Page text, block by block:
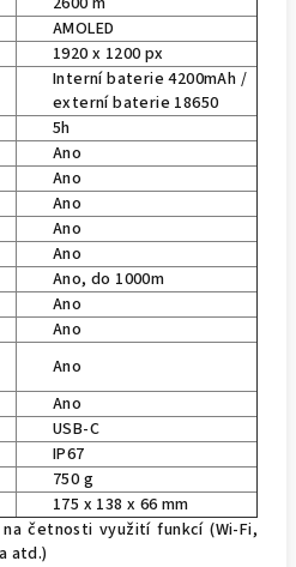
AMOLED
1920 x 1200 px
Interní baterie 4200mAh /
externí baterie 18650
5h
Ano
Ano
Ano
Ano
Ano
Ano, do 1000m
Ano
Ano
Ano
Ano
USB-C
IP67
750 g
175 x 138 x 66 mm
četnosti využití funkcí (Wi-Fi,
atd.)